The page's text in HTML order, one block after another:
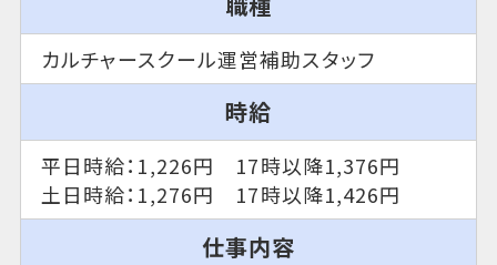
カルチャースクール運営補助スタッフ
時給
平日時給：1,226円 17時以降1,376円
土日時給：1,276円 17時以降1,426円
仕事内容